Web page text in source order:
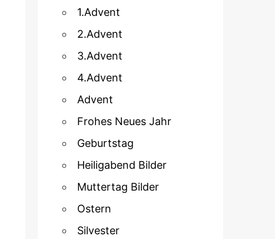
1.Advent
2.Advent
3.Advent
4.Advent
Advent
Frohes Neues Jahr
Geburtstag
Heiligabend Bilder
Muttertag Bilder
Ostern
Silvester